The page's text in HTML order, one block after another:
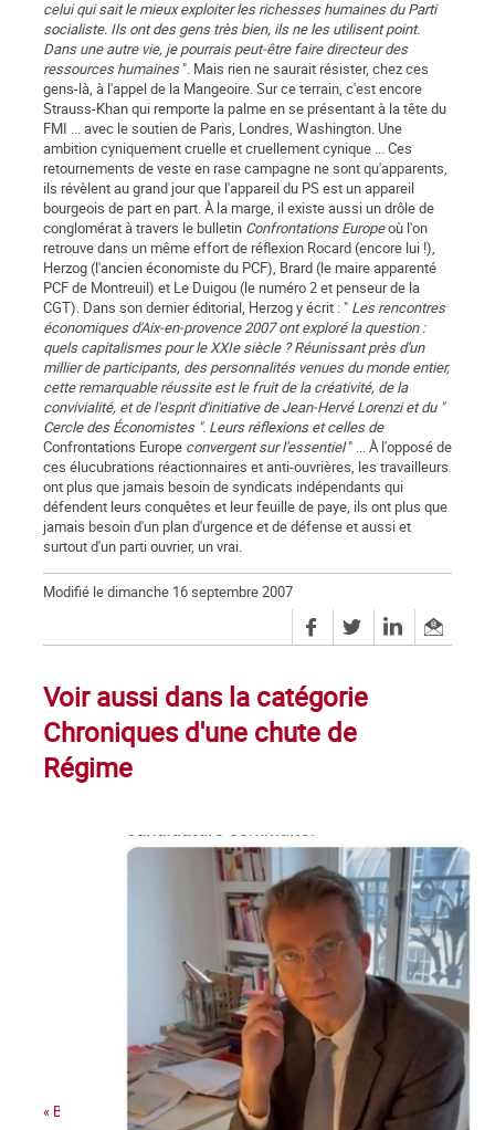
celui qui sait le mieux exploiter les richesses humaines du Parti
socialiste. Ils ont des gens très bien, ils ne les utilisent point.
Dans une autre vie, je pourrais peut-être faire directeur des
ressources humaines". Mais rien ne saurait résister, chez ces
gens-là, à l'appel de la Mangeoire. Sur ce terrain, c'est encore
Strauss-Khan qui remporte la palme en se présentant à la tête du
FMI ... avec le soutien de Paris, Londres, Washington. Une
ambition cyniquement cruelle et cruellement cynique ... Ces
retournements de veste en rase campagne ne sont qu'apparents,
ils révèlent au grand jour que l'appareil du PS est un appareil
bourgeois de part en part. À la marge, il existe aussi un drôle de
conglomérat à travers le bulletin Confrontations Europeoù l'on
retrouve dans un même effort de réflexion Rocard (encore lui !),
Herzog (l'ancien économiste du PCF), Brard (le maire apparenté
PCF de Montreuil) et Le Duigou (le numéro 2 et penseur de la
CGT). Dans son dernier éditorial, Herzog y écrit : " Les rencontres
économiques d'Aix-en-provence 2007 ont exploré la question :
quels capitalismes pour le XXIe siècle ? Réunissant près d'un
millier de participants, des personnalités venues du monde entier,
cette remarquable réussite est le fruit de la créativité, de la
convivialité, et de l'esprit d'initiative de Jean-Hervé Lorenzi et du "
Cercle des Économistes ". Leurs réflexions et celles de
Confrontations Europe convergent sur l'essentiel" ... À l'opposé de
ces élucubrations réactionnaires et anti-ouvrières, les travailleurs
ont plus que jamais besoin de syndicats indépendants qui
défendent leurs conquêtes et leur feuille de paye, ils ont plus que
jamais besoin d'un plan d'urgence et de défense et aussi et
surtout d'un parti ouvrier, un vrai.
Modifié le dimanche 16 septembre 2007
Voir aussi dans la catégorie
Chroniques d'une chute de
Régime
« Bonjour Jean-Luc, c’est Arnaud Montebourg »